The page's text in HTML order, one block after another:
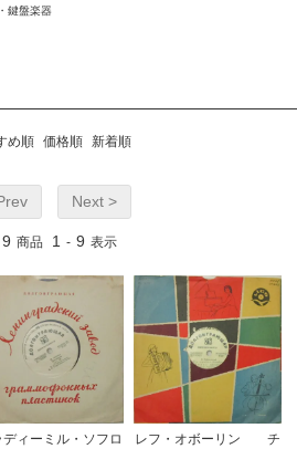
鍵盤楽器
め順 価格順 新着順
Next >
9 商品 1 - 9 表示
ディーミル・ソフロ
レフ・オボーリン チ